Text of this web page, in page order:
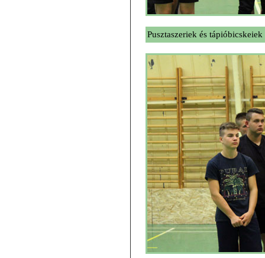
Pusztaszeriek és tápióbicskeiek